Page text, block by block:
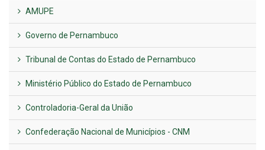
AMUPE
Governo de Pernambuco
Tribunal de Contas do Estado de Pernambuco
Ministério Público do Estado de Pernambuco
Controladoria-Geral da União
Confederação Nacional de Municípios - CNM